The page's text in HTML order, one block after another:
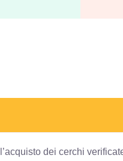
dei cerchi